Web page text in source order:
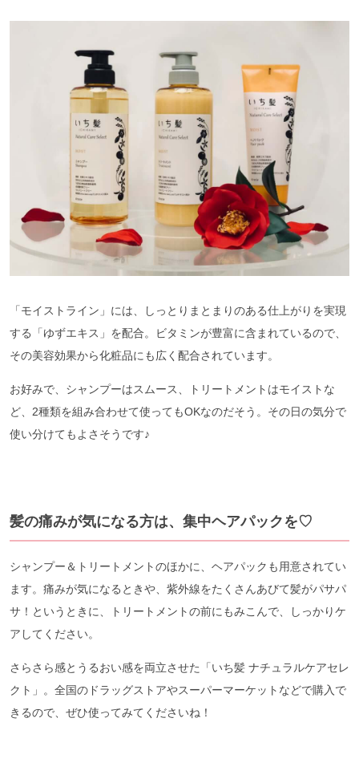
「モイストライン」には、しっとりまとまりのある仕上がりを実現
する「ゆずエキス」を配合。ビタミンが豊富に含まれているので、
その美容効果から化粧品にも広く配合されています。
お好みで、シャンプーはスムース、トリートメントはモイストな
ど、2種類を組み合わせて使ってもOKなのだそう。その日の気分で
使い分けてもよさそうです♪
髪の痛みが気になる方は、集中ヘアパックを♡
シャンプー＆トリートメントのほかに、ヘアパックも用意されてい
ます。痛みが気になるときや、紫外線をたくさんあびて髪がパサパ
サ！というときに、トリートメントの前にもみこんで、しっかりケ
アしてください。
さらさら感とうるおい感を両立させた「いち髪 ナチュラルケアセレ
クト」。全国のドラッグストアやスーパーマーケットなどで購入で
きるので、ぜひ使ってみてくださいね！